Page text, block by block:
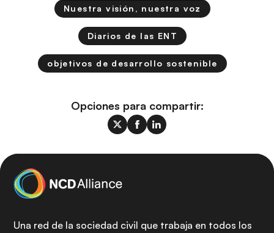
Nuestra visión, nuestra voz
Diarios de las ENT
objetivos de desarrollo sostenible
Opciones para compartir:
Una red de la sociedad civil que trabaja en todos los